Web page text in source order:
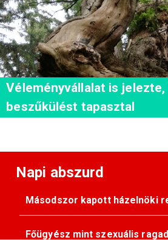
Véleményvállalat is
beszűkülést tapasztal
Napi abszurd
Másodszor kapott házelnöki
Főügyész mint szexuális